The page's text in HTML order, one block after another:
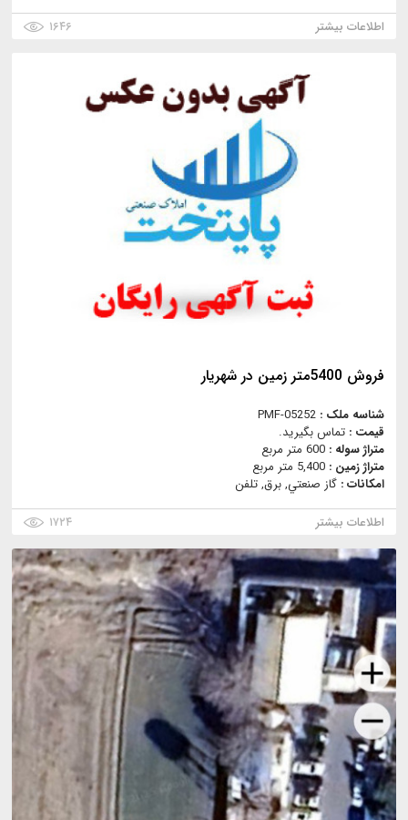
اطلاعات بیشتر
۱۶۴۶
فروش 5400متر زمین در شهریار
شناسه ملک : PMF-05252
قیمت : تماس بگیرید.
متراژ سوله : 600 متر مربع
متراژ زمین : 5,400 متر مربع
امکانات : گاز صنعتي, برق, تلفن
اطلاعات بیشتر
۱۷۲۴